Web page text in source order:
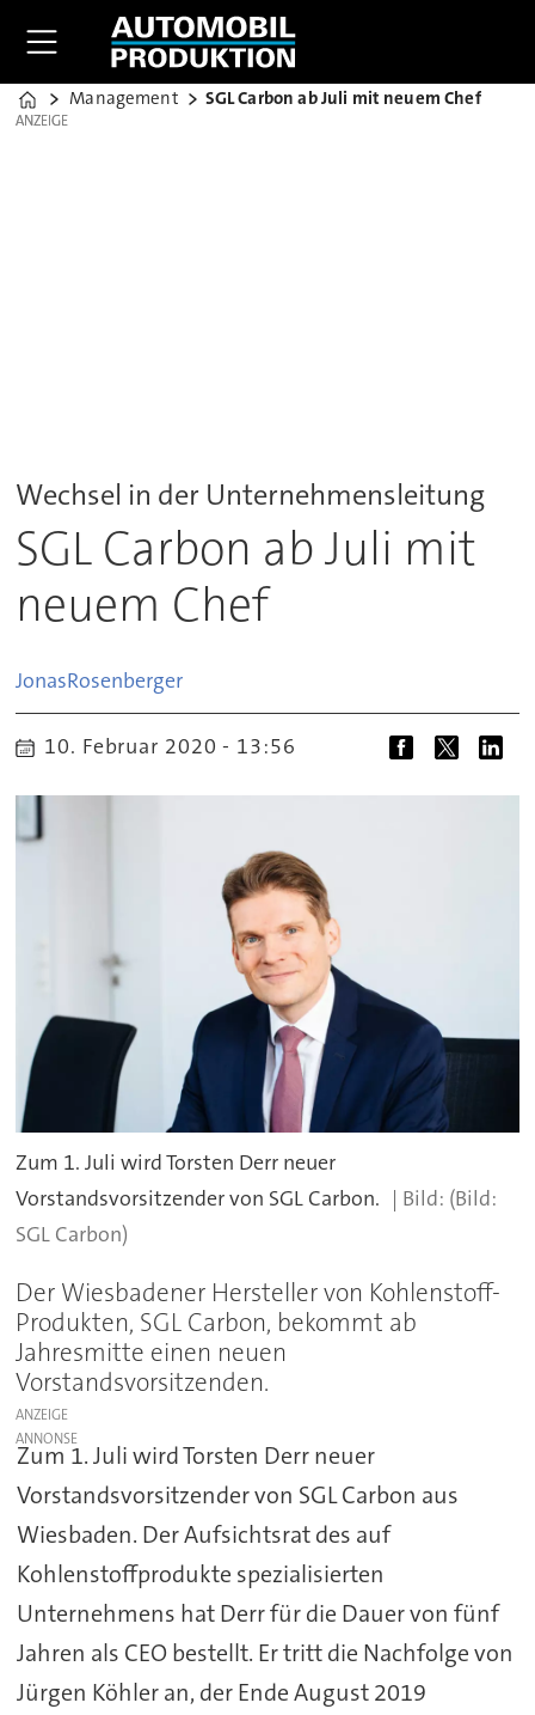
Home
Management SGL Carbon ab Juli mit neuem Chef
ANZEIGE
ANZEIGE
Wechsel in der Unternehmensleitung
SGL Carbon ab Juli mit
neuem Chef
JonasRosenberger
10. Februar 2020 - 13:56
Zum 1. Juli wird Torsten Derr neuer
Vorstandsvorsitzender von SGL Carbon.
(Bild:
SGL Carbon)
Der Wiesbadener Hersteller von Kohlenstoff-
Produkten, SGL Carbon, bekommt ab
Jahresmitte einen neuen
Vorstandsvorsitzenden.
ANZEIGE
Zum 1. Juli wird Torsten Derr neuer
Vorstandsvorsitzender von SGL Carbon aus
Wiesbaden. Der Aufsichtsrat des auf
Kohlenstoffprodukte spezialisierten
Unternehmens hat Derr für die Dauer von fünf
Jahren als CEO bestellt. Er tritt die Nachfolge von
Jürgen Köhler an, der Ende August 2019